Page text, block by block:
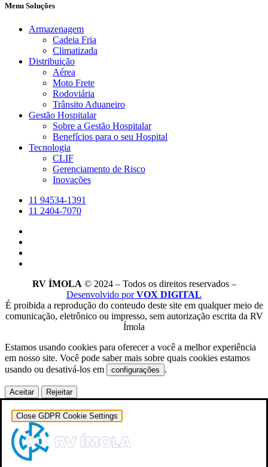
Menu Soluções
Armazenagem
Cadeia Fria
Climatizada
Distribuição
Aérea
Moto Frete
Rodoviária
Trânsito Aduaneiro
Gestão Hospitalar
Sobre a Gestão Hospitalar
Benefícios para o seu Hospital
Tecnologia
CLIF
Gerenciamento de Risco
Inovações
11 94534-1391
11 2404-7070
RV ÍMOLA © 2024 – Todos os direitos reservados –
Desenvolvido porVOX DIGITAL
É proibida a reprodução do conteudo deste site em qualquer meio de
comunicação, eletrônico ou impresso, sem autorização escrita da RV
Ímola
Estamos usando cookies para oferecer a você a melhor experiência
em nosso site. Você pode saber mais sobre quais cookies estamos
usando ou desativá-los em
configurações .
Aceitar Rejeitar
Close GDPR Cookie Settings